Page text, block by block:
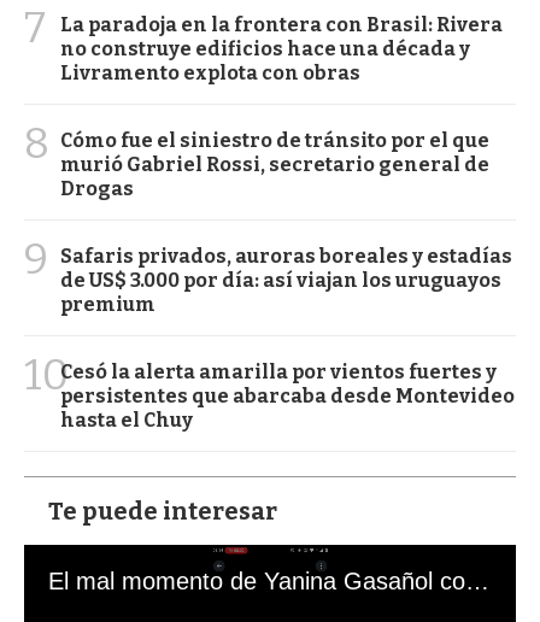
7
La paradoja en la frontera con Brasil: Rivera
no construye edificios hace una década y
Livramento explota con obras
8
Cómo fue el siniestro de tránsito por el que
murió Gabriel Rossi, secretario general de
Drogas
9
Safaris privados, auroras boreales y estadías
de US$ 3.000 por día: así viajan los uruguayos
premium
10Cesó la alerta amarilla por vientos fuertes y
persistentes que abarcaba desde Montevideo
hasta el Chuy
Te puede interesar
El mal momento de Yanina Gasañol con un hincha argentino en "Subrayado"